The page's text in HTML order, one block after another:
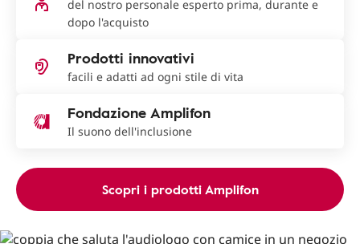
del nostro personale esperto prima, durante e
dopo l'acquisto
Prodotti innovativi
facili e adatti ad ogni stile di vita
Fondazione Amplifon
Il suono dell'inclusione
Scopri i prodotti Amplifon